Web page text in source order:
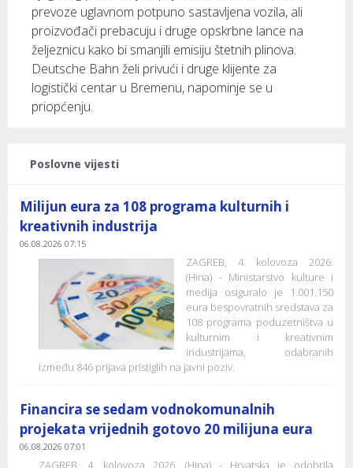
prevoze uglavnom potpuno sastavljena vozila, ali
proizvođači prebacuju i druge opskrbne lance na
željeznicu kako bi smanjili emisiju štetnih plinova.
Deutsche Bahn želi privući i druge klijente za
logistički centar u Bremenu, napominje se u
priopćenju.
Poslovne vijesti
Milijun eura za 108 programa kulturnih i
kreativnih industrija
06.08.2026 07:15
ZAGREB, 4. kolovoza 2026.
(Hina) - Ministarstvo kulture i
medija osiguralo je 1.001.150
eura bespovratnih sredstava za
108 programa poduzetništva u
kulturnim i kreativnim
industrijama, odabranih
između 846 prijava pristiglih na javni poziv.
Financira se sedam vodnokomunalnih
projekata vrijednih gotovo 20 milijuna eura
06.08.2026 07:01
ZAGREB, 4. kolovoza 2026. (Hina) - Hrvatska je odobrila